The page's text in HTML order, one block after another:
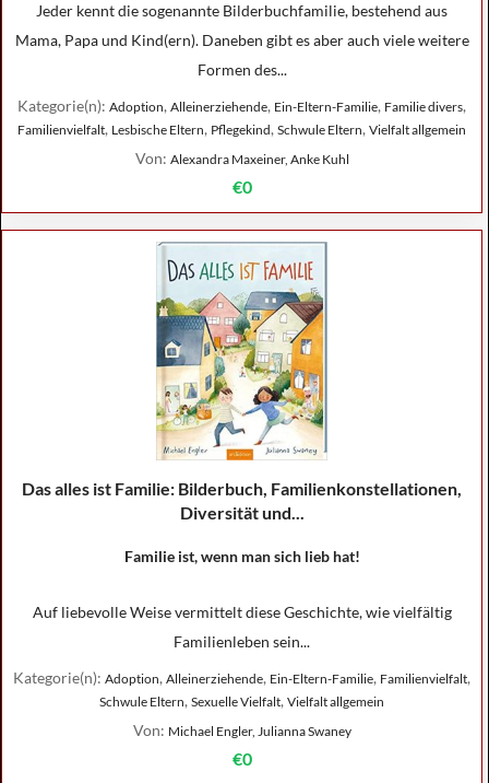
Jeder kennt die sogenannte Bilderbuchfamilie, bestehend aus
Mama, Papa und Kind(ern). Daneben gibt es aber auch viele weitere
Formen des...
Kategorie(n): Adoption, Alleinerziehende, Ein-Eltern-Familie, Familie divers,
Familienvielfalt, Lesbische Eltern, Pflegekind, Schwule Eltern, Vielfalt allgemein
Von: Alexandra Maxeiner, Anke Kuhl
€0
Das alles ist Familie: Bilderbuch, Familienkonstellationen,
Diversität und...
Familie ist, wenn man sich lieb hat!
Auf liebevolle Weise vermittelt diese Geschichte, wie vielfältig
Familienleben sein...
Kategorie(n): Adoption, Alleinerziehende, Ein-Eltern-Familie, Familienvielfalt,
Schwule Eltern, Sexuelle Vielfalt, Vielfalt allgemein
Von: Michael Engler, Julianna Swaney
€0